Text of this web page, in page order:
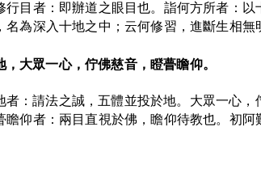
行目者：即辦道之眼目也。詣何方所者：以
名為深入十地之中；云何修習，進斷生相無
大眾一心，佇佛慈音，瞪瞢瞻仰。
者：請法之誠，五體並投於地。大眾一心，
仰者：兩目直視於佛，瞻仰待教也。初阿